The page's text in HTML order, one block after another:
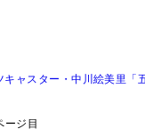
ャスター・中川絵美里「
ージ目